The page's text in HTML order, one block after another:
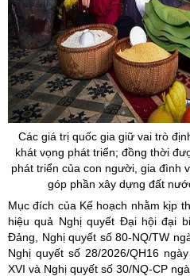
Các giá trị quốc gia giữ vai trò
khát vọng phát triển; đồng thời
phát triển của con người, gia đình
góp phần xây dựng đất
Mục đích của Kế hoạch nhằm kịp
hiệu quả Nghị quyết Đại hội đại
Đảng, Nghị quyết số 80-NQ/TW
Nghị quyết số 28/2026/QH16
XVI và Nghị quyết số 30/NQ-CP